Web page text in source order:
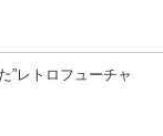
”レトロフューチャ